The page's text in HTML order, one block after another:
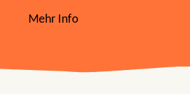
Mehr Info